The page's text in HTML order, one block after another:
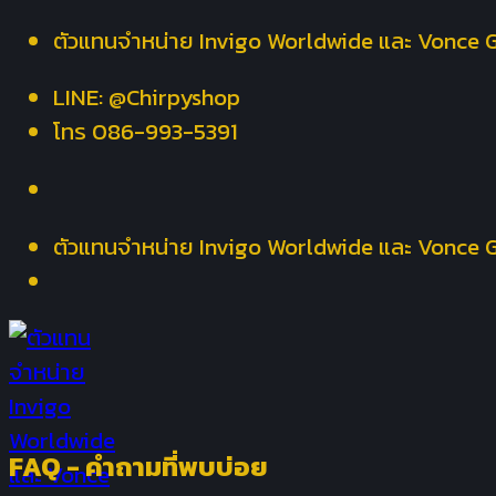
Skip
content
ตัวแทนจำหน่าย Invigo Worldwide และ Vonce
LINE: @Chirpyshop
โทร 086-993-5391
ตัวแทนจำหน่าย Invigo Worldwide และ Vonce
FAQ - คำถามที่พบบ่อย